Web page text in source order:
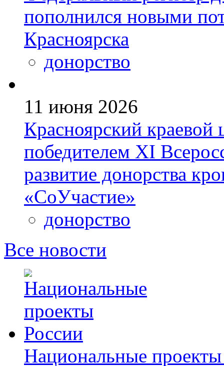
пополнился новыми
Красноярска
донорство
11 июня 2026
Красноярский
победителем ХI
развитие донорства
«СоУчастие»
донорство
Все новости
Национальные